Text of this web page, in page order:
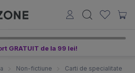
GRATUIT de la 99 lei!
Non-fictiune Carti de specialitate